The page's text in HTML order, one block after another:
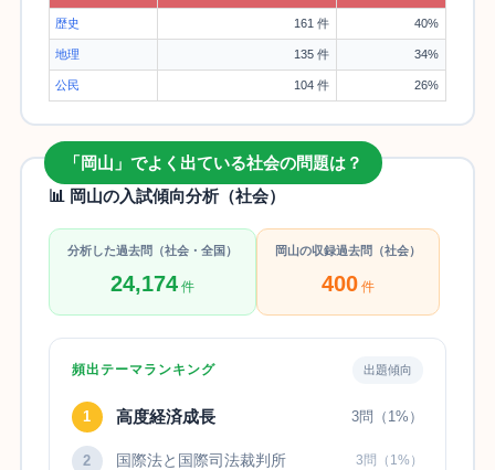
歴史 161 件 40%
地理 135 件 34%
公民 104 件 26%
「岡山」でよく出ている社会の問題は？
📊 岡山の入試傾向分析（社会）
分析した過去問（社会・全国）
24,174件
岡山の収録過去問（社会）
400件
頻出テーマランキング 出題傾向
1 高度経済成長 3問（1%）
2 国際法と国際司法裁判所 3問（1%）